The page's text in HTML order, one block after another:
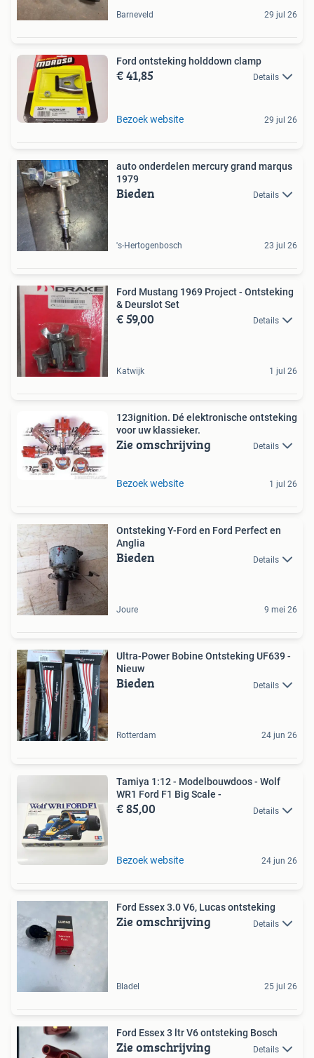
Barneveld 29 jul 26
Ford ontsteking holddown clamp
€ 41,85 Details
Bezoek website 29 jul 26
auto onderdelen mercury grand marqus
1979
Bieden Details
's-Hertogenbosch 23 jul 26
Ford Mustang 1969 Project - Ontsteking
& Deurslot Set
€ 59,00 Details
Katwijk 1 jul 26
123ignition. Dé elektronische ontsteking
voor uw klassieker.
Zie omschrijving Details
Bezoek website 1 jul 26
Ontsteking Y-Ford en Ford Perfect en
Anglia
Bieden Details
Joure 9 mei 26
Ultra-Power Bobine Ontsteking UF639 -
Nieuw
Bieden Details
Rotterdam 24 jun 26
Tamiya 1:12 - Modelbouwdoos - Wolf
WR1 Ford F1 Big Scale -
€ 85,00 Details
Bezoek website 24 jun 26
Ford Essex 3.0 V6, Lucas ontsteking
Zie omschrijving Details
Bladel 25 jul 26
Ford Essex 3 ltr V6 ontsteking Bosch
Zie omschrijving Details